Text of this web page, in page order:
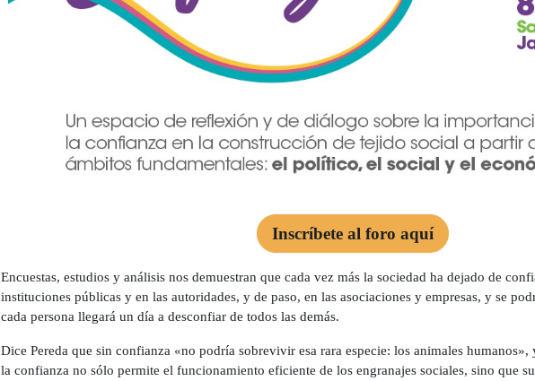
Inscríbete al foro aquí
Encuestas, estudios y análisis nos demuestran que cada vez más la sociedad ha dejado de
instituciones públicas y en las autoridades, y de paso, en las asociaciones y empresas, y se
cada persona llegará un día a desconfiar de todos las demás.
Dice Pereda que sin confianza «no podría sobrevivir esa rara especie: los animales
la confianza no sólo permite el funcionamiento eficiente de los engranajes sociales, sino que